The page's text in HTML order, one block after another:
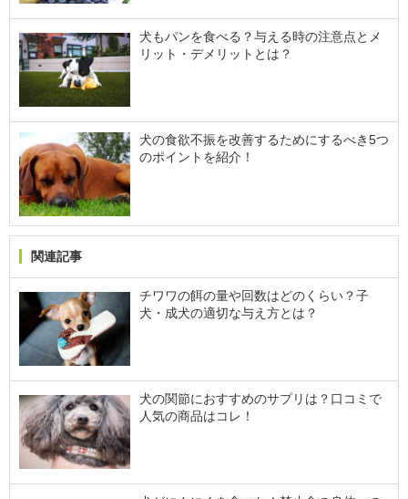
犬もパンを食べる？与える時の注意点とメ
リット・デメリットとは？
犬の食欲不振を改善するためにするべき5つ
のポイントを紹介！
関連記事
チワワの餌の量や回数はどのくらい？子
犬・成犬の適切な与え方とは？
犬の関節におすすめのサプリは？口コミで
人気の商品はコレ！